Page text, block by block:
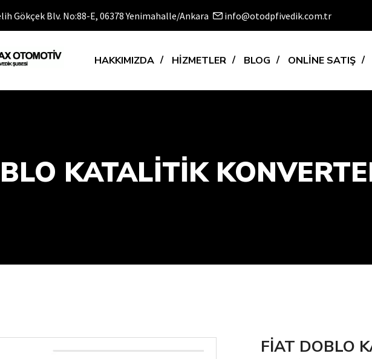
Gökçek Blv. No:88-E, 06378 Yenimahalle/Ankara info@otodpfivedik.com.tr
HAKKIMIZDA HİZMETLER BLOG ONLİNE SATIŞ
KATALİTİK
FİAT DOBLO